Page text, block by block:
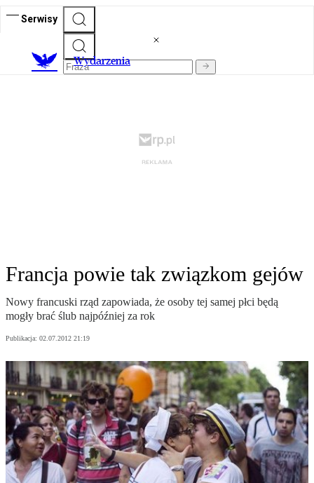
Serwisy
Wydarzenia
Francja powie tak związkom gejów
Nowy francuski rząd zapowiada, że osoby tej samej płci będą
mogły brać ślub najpóźniej za rok
Publikacja: 02.07.2012 21:19